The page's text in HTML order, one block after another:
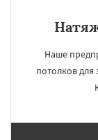
Наше
потолков для